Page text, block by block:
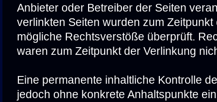
Anbieter oder Betreiber der Seiten
verlinkten Seiten wurden zum
mögliche Rechtsverstöße überprüft.
waren zum Zeitpunkt der Verlinkung
Eine permanente inhaltliche Kontrolle
jedoch ohne konkrete Anhaltspunkte